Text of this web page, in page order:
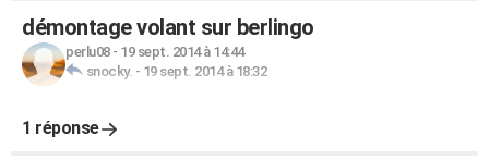
démontage volant sur berlingo
perlu08- 19 sept. 2014 à 14:44
snocky. - 19 sept. 2014 à 18:32
1 réponse